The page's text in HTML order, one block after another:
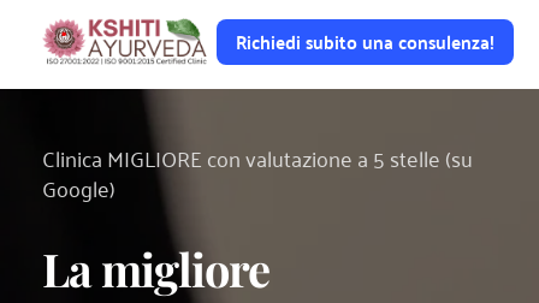
Richiedi subito una consulenza!
Clinica MIGLIORE con valutazione a 5 stelle (su
Google)
La migliore